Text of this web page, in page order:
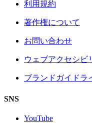
利用規約
著作権について
お問い合わせ
ウェブアクセシビ
ブランドガイドラ
SNS
YouTube